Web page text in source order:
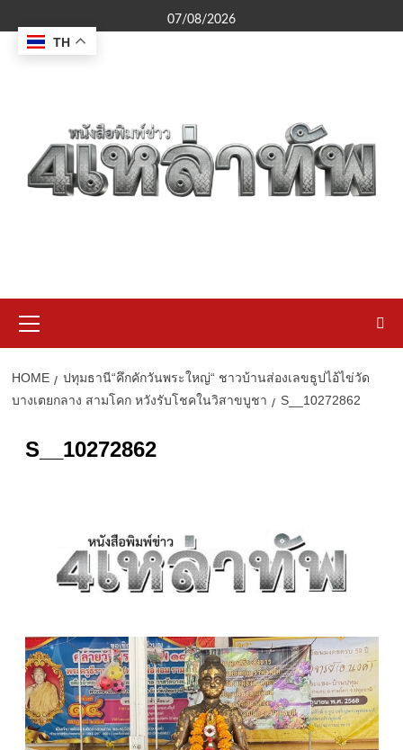
to
content
07/08/2026
Menu
HOME
ปทุมธานี“คึกคักวันพระใหญ่“ ชาวบ้านส่องเลขธูปไอ้ไข่วัด
บางเตยกลาง สามโคก หวังรับโชคในวิสาขบูชา
S__10272862
S__10272862
TH